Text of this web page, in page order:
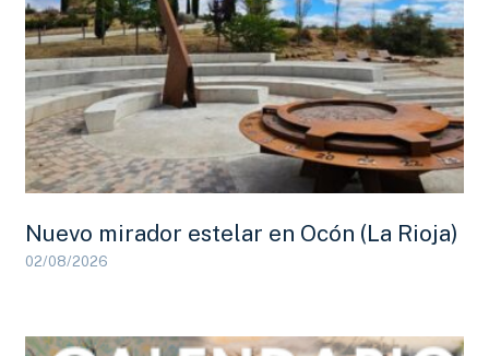
Nuevo mirador estelar en Ocón (La Rioja)
02/08/2026